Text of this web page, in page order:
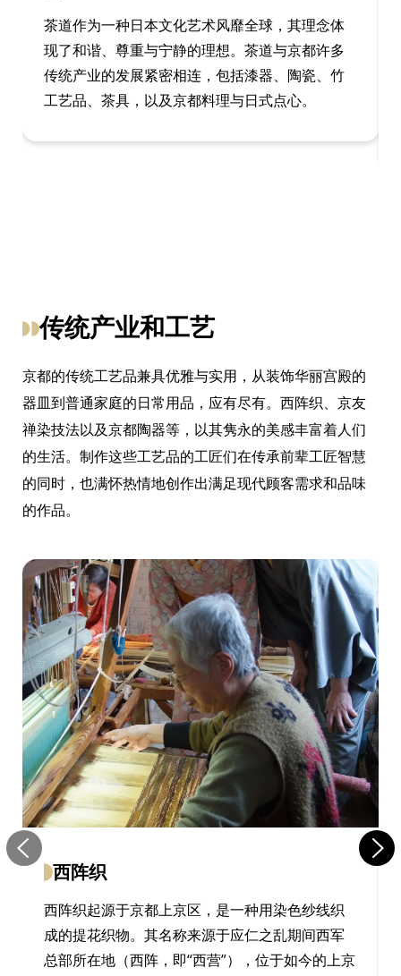
茶道作为一种日本文化艺术风靡全球，其理念体
现了和谐、尊重与宁静的理想。茶道与京都许多
传统产业的发展紧密相连，包括漆器、陶瓷、竹
工艺品、茶具，以及京都料理与日式点心。
传统产业和工艺
京都的传统工艺品兼具优雅与实用，从装饰华丽宫殿的
器皿到普通家庭的日常用品，应有尽有。西阵织、京友
禅染技法以及京都陶器等，以其隽永的美感丰富着人们
的生活。制作这些工艺品的工匠们在传承前辈工匠智慧
的同时，也满怀热情地创作出满足现代顾客需求和品味
的作品。
西阵织
西阵织起源于京都上京区，是一种用染色纱线织
成的提花织物。其名称来源于应仁之乱期间西军
总部所在地（西阵，即“西营”），位于如今的上京